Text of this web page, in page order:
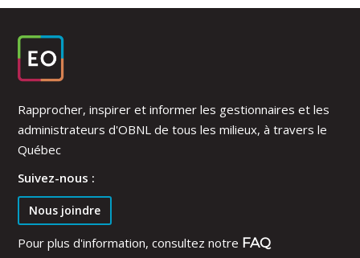
Rapprocher, inspirer et informer les gestionnaires et les
administrateurs d'OBNL de tous les milieux, à travers le
Québec
Suivez-nous :
Nous joindre
Pour plus d'information, consultez notre FAQ